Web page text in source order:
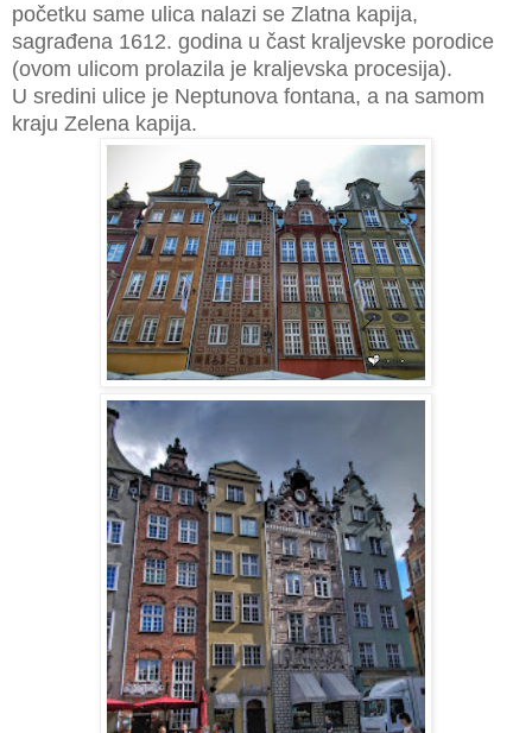
početku same ulica nalazi se Zlatna kapija,
sagrađena 1612. godina u čast kraljevske porodice
(ovom ulicom prolazila je kraljevska procesija).
U sredini ulice je Neptunova fontana, a na samom
kraju Zelena kapija.